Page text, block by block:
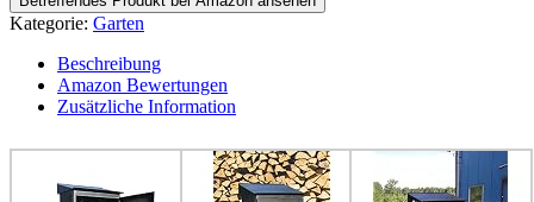
Kategorie: Garten
Beschreibung
Amazon Bewertungen
Zusätzliche Information